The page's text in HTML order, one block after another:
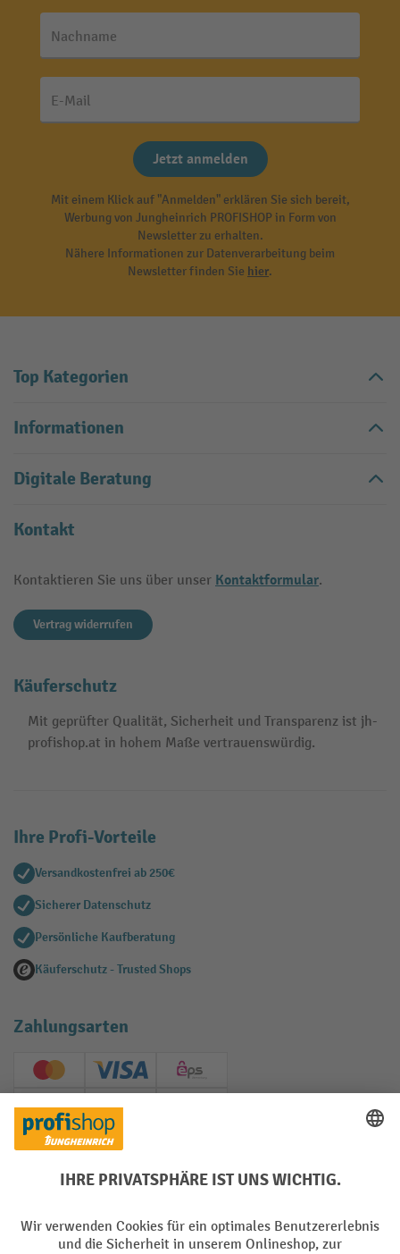
Nachname
E-Mail
Jetzt anmelden
Mit einem Klick auf "Anmelden" erklären Sie sich bereit,
Werbung von Jungheinrich PROFISHOP in Form von
Newsletter zu erhalten.
Nähere Informationen zur Datenverarbeitung beim
Newsletter finden Sie hier.
Top Kategorien
Informationen
Digitale Beratung
Kontakt
Kontaktieren Sie uns über unser Kontaktformular.
Vertrag widerrufen
Käuferschutz
Mit geprüfter Qualität, Sicherheit und Transparenz ist jh-
profishop.at in hohem Maße vertrauenswürdig.
Ihre Profi-Vorteile
Versandkostenfrei ab 250€
Sicherer Datenschutz
Persönliche Kaufberatung
Käuferschutz - Trusted Shops
Zahlungsarten
Creditcard (Master)Creditcard (Visa)
EPS
PayPal
Soziale Netzwerke